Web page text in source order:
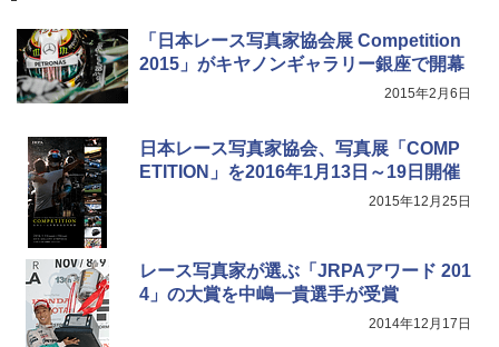
「日本レース写真家協会展 Competition
2015」がキヤノンギャラリー銀座で開幕
2015年2月6日
日本レース写真家協会、写真展「COMP
ETITION」を2016年1月13日～19日開催
2015年12月25日
レース写真家が選ぶ「JRPAアワード 201
4」の大賞を中嶋一貴選手が受賞
2014年12月17日